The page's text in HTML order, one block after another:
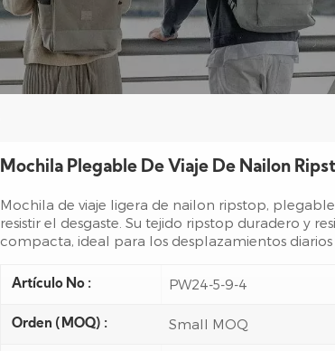
Mochila Plegable De Viaje De Nailon
Mochila de viaje ligera de nailon ripstop,
resistir el desgaste. Su tejido ripstop duradero y
compacta, ideal para los desplazamientos diarios
Artículo No : PW24-5-9-4
Orden (MOQ) : Small MOQ